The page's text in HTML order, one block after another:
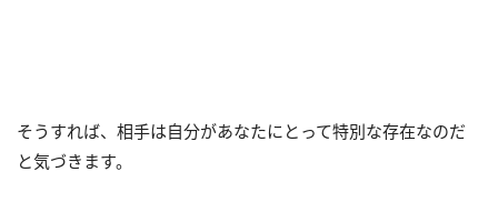
そうすれば、相手は自分があなたにとって特別な存在なのだ
と気づきます。